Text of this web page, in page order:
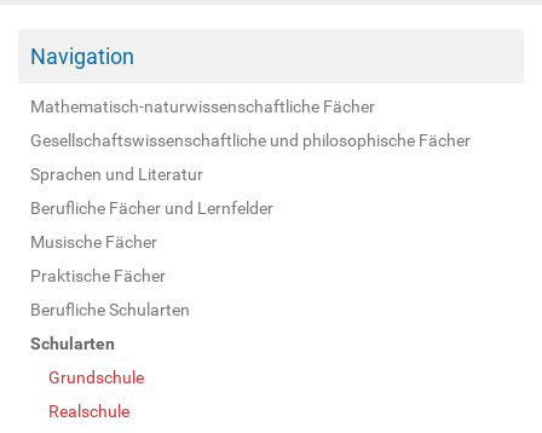
Navigation
Mathematisch-naturwissenschaftliche Fächer
Gesellschaftswissenschaftliche und philosophische Fächer
Sprachen und Literatur
Berufliche Fächer und Lernfelder
Musische Fächer
Praktische Fächer
Berufliche Schularten
Schularten
Grundschule
Realschule